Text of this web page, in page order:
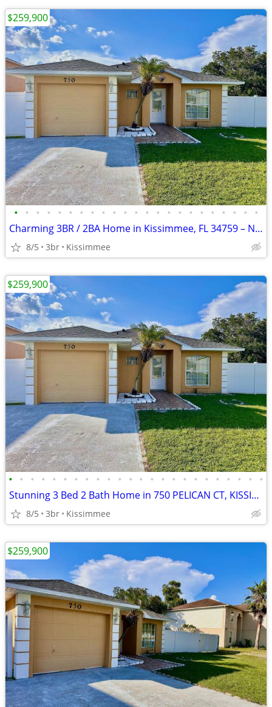
• • • • • • • • • • • • • • • • • • • • • • •
Charming 3BR / 2BA Home in Kissimmee, FL 34759 – New Roof – $259,900
8/5 3br Kissimmee
$259,900
• • • • • • • • • • • • • • • • • • • • • • • •
Stunning 3 Bed 2 Bath Home in 750 PELICAN CT, KISSIMMEE, FL 34759
8/5 3br Kissimmee
$259,900
$259,900